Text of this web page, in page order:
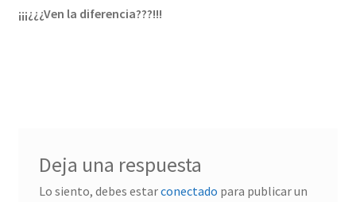
¡¡¡¿¿¿Ven la diferencia???!!!
Deja una respuesta
Lo siento, debes estarconectado para publicar un